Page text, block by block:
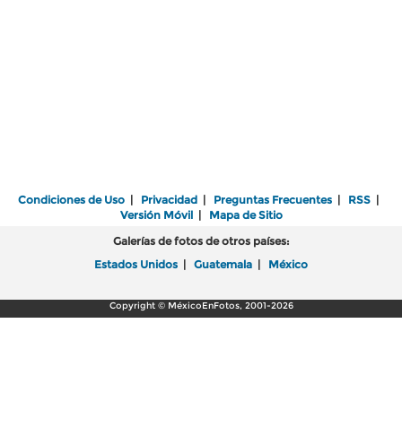
Condiciones de Uso | Privacidad | Preguntas Frecuentes | RSS |
Versión Móvil| Mapa de Sitio
Galerías de fotos de otros países:
Estados Unidos | Guatemala | México
Copyright © MéxicoEnFotos, 2001-2026